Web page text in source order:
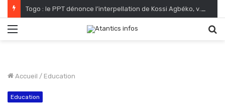
Togo : le PPT dénonce l’interpellation de Kossi Agbéko, vendeur de journaux à Lomé
Accueil / Education
Education